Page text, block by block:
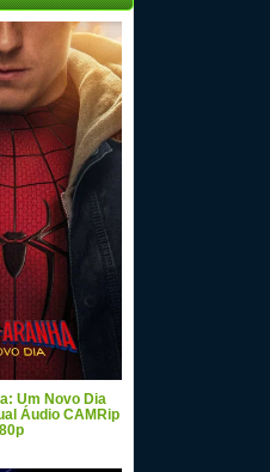
Um Novo Dia
Áudio CAMRip